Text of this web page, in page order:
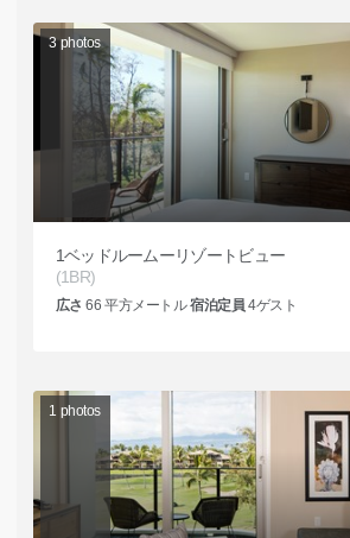
3photos
1ベッドルームーリゾートビュー
(1BR)
広さ 66 平方メートル宿泊定員 4ゲスト
1 photos